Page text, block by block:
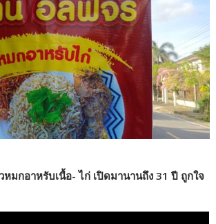
มกอาหรับเนื้อ- ไก่ เปิดมานานถึง 31 ปี ถูกใจ